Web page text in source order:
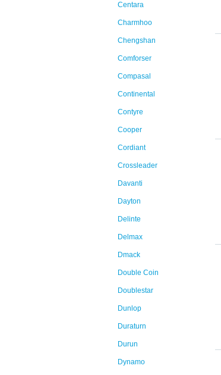
Centara
Charmhoo
Chengshan
Comforser
Compasal
Continental
Contyre
Cooper
Cordiant
Crossleader
Davanti
Dayton
Delinte
Delmax
Dmack
Double Coin
Doublestar
Dunlop
Duraturn
Durun
Dynamo